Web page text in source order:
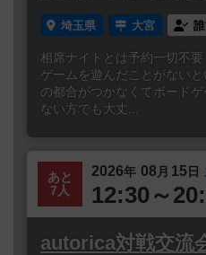
埼玉県 大宮
相席ナイトとは予約一切不
ゲームを遊んだことがない
の都合がつかなくてボード
ない方でも大丈...
あと
7人
2026年 08 月 15日
12:30～
autorica対戦交流